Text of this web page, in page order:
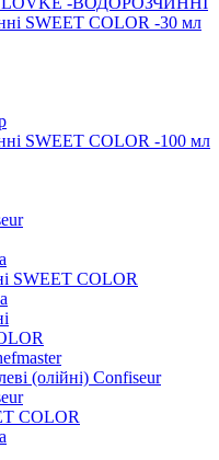
SWEET COLOR -30 мл
SWEET COLOR -100 мл
SWEET COLOR
(олійні) Confiseur
COLOR